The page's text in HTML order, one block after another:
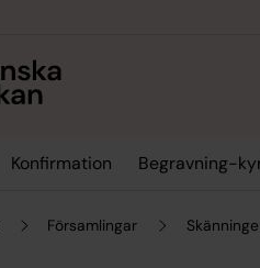
Konfirmation Begravning-
Församlingar